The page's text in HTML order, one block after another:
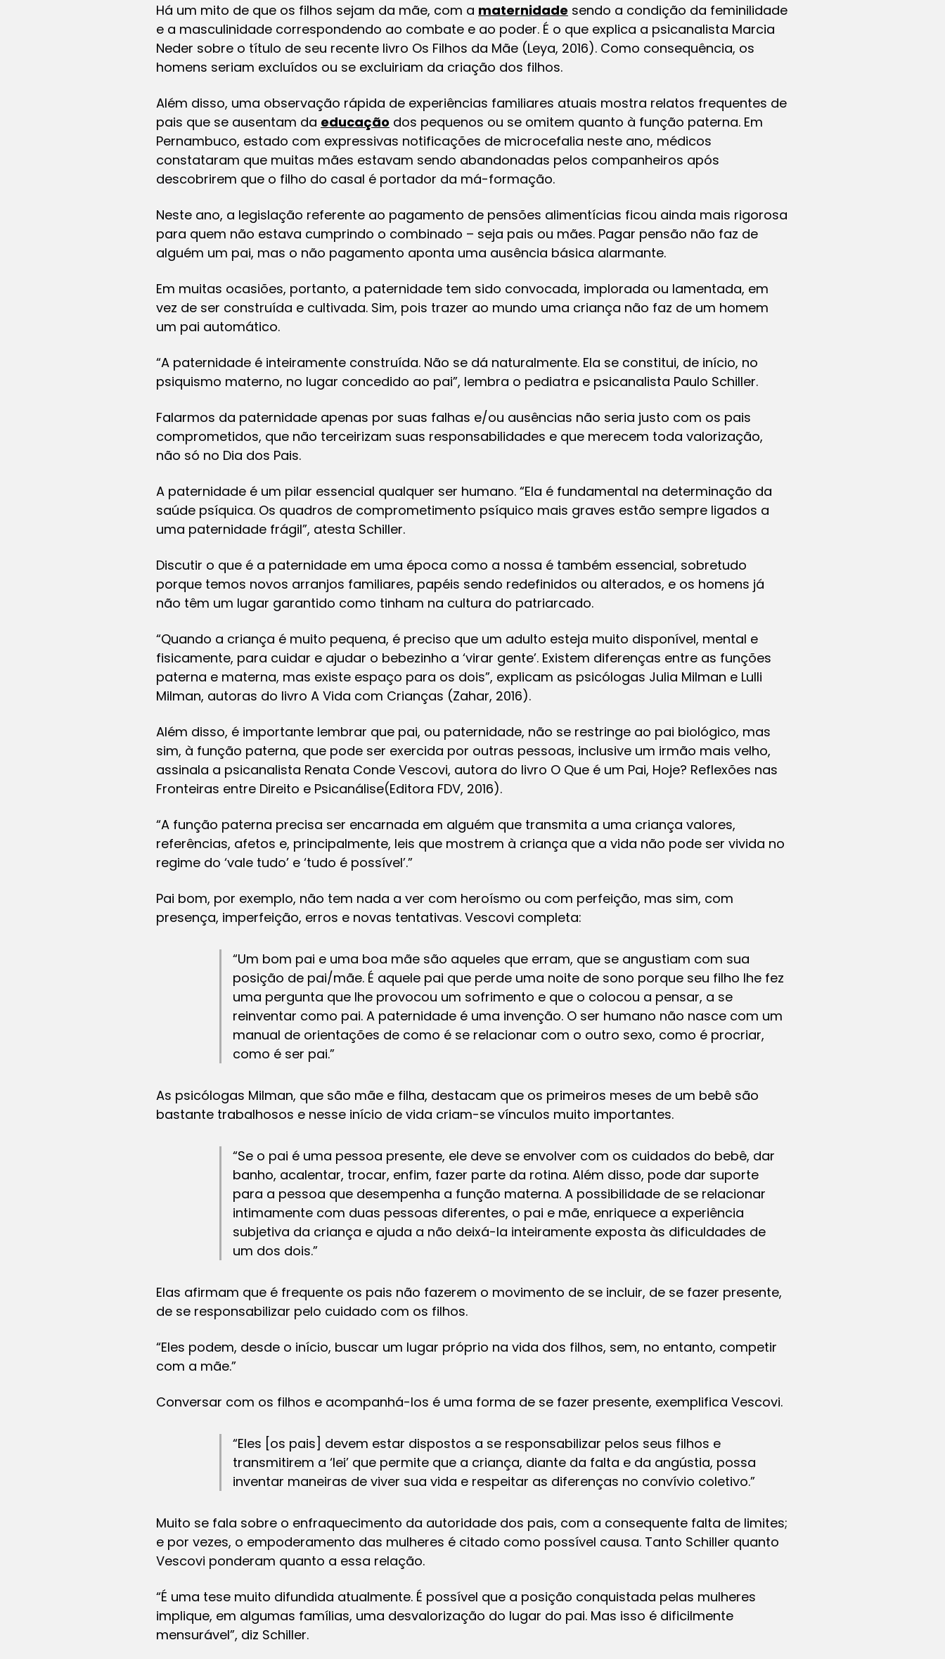
Há um mito de que os filhos sejam da mãe, com a maternidade sendo a condição da feminilidade
e a masculinidade correspondendo ao combate e ao poder. É o que explica a psicanalista Marcia
Neder sobre o título de seu recente livro Os Filhos da Mãe (Leya, 2016). Como consequência, os
homens seriam excluídos ou se excluiriam da criação dos filhos.
Além disso, uma observação rápida de experiências familiares atuais mostra relatos frequentes de
pais que se ausentam da educação dos pequenos ou se omitem quanto à função paterna. Em
Pernambuco, estado com expressivas notificações de microcefalia neste ano, médicos
constataram que muitas mães estavam sendo abandonadas pelos companheiros após
descobrirem que o filho do casal é portador da má-formação.
Neste ano, a legislação referente ao pagamento de pensões alimentícias ficou ainda mais rigorosa
para quem não estava cumprindo o combinado – seja pais ou mães. Pagar pensão não faz de
alguém um pai, mas o não pagamento aponta uma ausência básica alarmante.
Em muitas ocasiões, portanto, a paternidade tem sido convocada, implorada ou lamentada, em
vez de ser construída e cultivada. Sim, pois trazer ao mundo uma criança não faz de um homem
um pai automático.
“A paternidade é inteiramente construída. Não se dá naturalmente. Ela se constitui, de início, no
psiquismo materno, no lugar concedido ao pai”, lembra o pediatra e psicanalista Paulo Schiller.
Falarmos da paternidade apenas por suas falhas e/ou ausências não seria justo com os pais
comprometidos, que não terceirizam suas responsabilidades e que merecem toda valorização,
não só no Dia dos Pais.
A paternidade é um pilar essencial qualquer ser humano. “Ela é fundamental na determinação da
saúde psíquica. Os quadros de comprometimento psíquico mais graves estão sempre ligados a
uma paternidade frágil”, atesta Schiller.
Discutir o que é a paternidade em uma época como a nossa é também essencial, sobretudo
porque temos novos arranjos familiares, papéis sendo redefinidos ou alterados, e os homens já
não têm um lugar garantido como tinham na cultura do patriarcado.
“Quando a criança é muito pequena, é preciso que um adulto esteja muito disponível, mental e
fisicamente, para cuidar e ajudar o bebezinho a ‘virar gente’. Existem diferenças entre as funções
paterna e materna, mas existe espaço para os dois”, explicam as psicólogas Julia Milman e Lulli
Milman, autoras do livro A Vida com Crianças (Zahar, 2016).
Além disso, é importante lembrar que pai, ou paternidade, não se restringe ao pai biológico, mas
sim, à função paterna, que pode ser exercida por outras pessoas, inclusive um irmão mais velho,
assinala a psicanalista Renata Conde Vescovi, autora do livro O Que é um Pai, Hoje? Reflexões nas
Fronteiras entre Direito e Psicanálise(Editora FDV, 2016).
“A função paterna precisa ser encarnada em alguém que transmita a uma criança valores,
referências, afetos e, principalmente, leis que mostrem à criança que a vida não pode ser vivida no
regime do ‘vale tudo’ e ‘tudo é possível’.”
Pai bom, por exemplo, não tem nada a ver com heroísmo ou com perfeição, mas sim, com
presença, imperfeição, erros e novas tentativas. Vescovi completa:
“Um bom pai e uma boa mãe são aqueles que erram, que se angustiam com sua
posição de pai/mãe. É aquele pai que perde uma noite de sono porque seu filho lhe fez
uma pergunta que lhe provocou um sofrimento e que o colocou a pensar, a se
reinventar como pai. A paternidade é uma invenção. O ser humano não nasce com um
manual de orientações de como é se relacionar com o outro sexo, como é procriar,
como é ser pai.”
As psicólogas Milman, que são mãe e filha, destacam que os primeiros meses de um bebê são
bastante trabalhosos e nesse início de vida criam-se vínculos muito importantes.
“Se o pai é uma pessoa presente, ele deve se envolver com os cuidados do bebê, dar
banho, acalentar, trocar, enfim, fazer parte da rotina. Além disso, pode dar suporte
para a pessoa que desempenha a função materna. A possibilidade de se relacionar
intimamente com duas pessoas diferentes, o pai e mãe, enriquece a experiência
subjetiva da criança e ajuda a não deixá-la inteiramente exposta às dificuldades de
um dos dois.”
Elas afirmam que é frequente os pais não fazerem o movimento de se incluir, de se fazer presente,
de se responsabilizar pelo cuidado com os filhos.
“Eles podem, desde o início, buscar um lugar próprio na vida dos filhos, sem, no entanto, competir
com a mãe.”
Conversar com os filhos e acompanhá-los é uma forma de se fazer presente, exemplifica Vescovi.
“Eles [os pais] devem estar dispostos a se responsabilizar pelos seus filhos e
transmitirem a ‘lei’ que permite que a criança, diante da falta e da angústia, possa
inventar maneiras de viver sua vida e respeitar as diferenças no convívio coletivo.”
Muito se fala sobre o enfraquecimento da autoridade dos pais, com a consequente falta de limites;
e por vezes, o empoderamento das mulheres é citado como possível causa. Tanto Schiller quanto
Vescovi ponderam quanto a essa relação.
“É uma tese muito difundida atualmente. É possível que a posição conquistada pelas mulheres
implique, em algumas famílias, uma desvalorização do lugar do pai. Mas isso é dificilmente
mensurável”, diz Schiller.